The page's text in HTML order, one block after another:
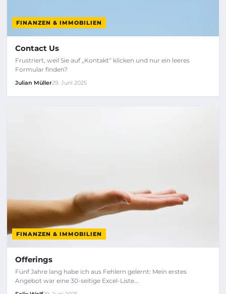
FINANZEN & IMMOBILIEN
Contact Us
Frustriert, weil Sie auf „Kontakt“ klicken und nur ein leeres
Formular finden?
Julian Müller29. Juni 2025
FINANZEN & IMMOBILIEN
Offerings
Fünf Jahre lang habe ich aus Fehlern gelernt: Mein erstes
Angebot war eine 30-seitige Excel-Liste…